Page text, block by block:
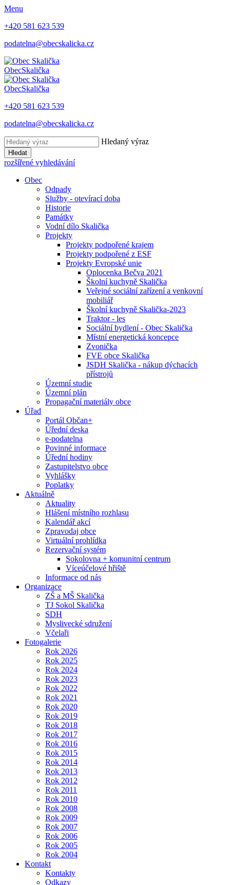
Menu
+420 581 623 539
podatelna@obecskalicka.cz
ObecSkalička
ObecSkalička
+420 581 623 539
podatelna@obecskalicka.cz
Hledaný výraz
Hledat
rozšířené vyhledávání
Obec
Odpady
Služby - otevírací doba
Historie
Památky
Vodní dílo Skalička
Projekty
Projekty podpořené krajem
Projekty podpořené z ESF
Projekty Evropské unie
Oplocenka Bečva 2021
Školní kuchyně Skalička
Veřejné sociální zařízení a venkovní
mobiliář
Školní kuchyně Skalička-2023
Traktor - les
Sociální bydlení - Obec Skalička
Místní energetická koncepce
Zvonička
FVE obce Skalička
JSDH Skalička - nákup dýchacích
přístrojů
Územní studie
Územní plán
Propagační materiály obce
Úřad
Portál Občan+
Úřední deska
e-podatelna
Povinné informace
Úřední hodiny
Zastupitelstvo obce
Vyhlášky
Poplatky
Aktuálně
Aktuality
Hlášení místního rozhlasu
Kalendář akcí
Zpravodaj obce
Virtuální prohlídka
Rezervační systém
Sokolovna + komunitní centrum
Víceúčelové hřiště
Informace od nás
Organizace
ZŠ a MŠ Skalička
TJ Sokol Skalička
SDH
Myslivecké sdružení
Včelaři
Fotogalerie
Rok 2026
Rok 2025
Rok 2024
Rok 2023
Rok 2022
Rok 2021
Rok 2020
Rok 2019
Rok 2018
Rok 2017
Rok 2016
Rok 2015
Rok 2014
Rok 2013
Rok 2012
Rok 2011
Rok 2010
Rok 2008
Rok 2009
Rok 2007
Rok 2006
Rok 2005
Rok 2004
Kontakt
Kontakty
Odkazy